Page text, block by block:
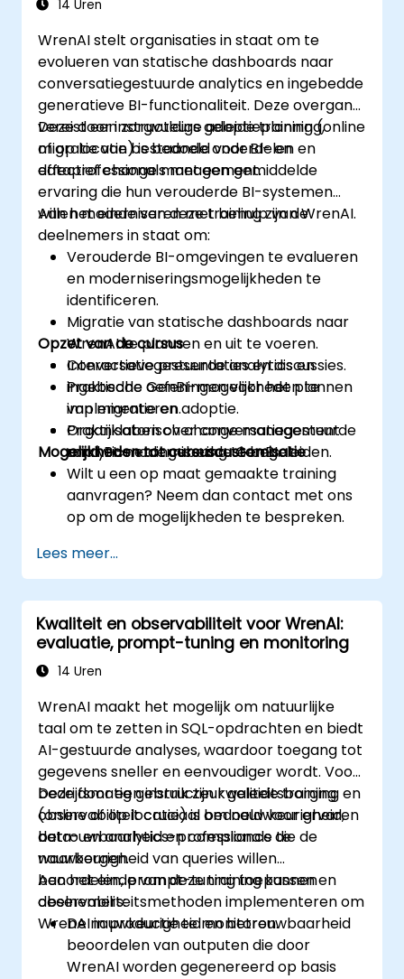
14 Uren
WrenAI stelt organisaties in staat om te
evolueren van statische dashboards naar
conversatiegestuurde analytics en ingebedde
generatieve BI-functionaliteit. Deze overgang
vereist een zorgvuldige adoptieplanning,
migratie van bestaande onderdelen en
effectief change management.
Deze door instructeurs geleide training (online
of op locatie) is bedoeld voor BI- en
dataprofessionals met een gemiddelde
ervaring die hun verouderde BI-systemen
willen moderniseren met behulp van WrenAI.
Aan het einde van deze training zijn de
deelnemers in staat om:
Verouderde BI-omgevingen te evalueren
en moderniseringsmogelijkheden te
identificeren.
Migratie van statische dashboards naar
WrenAI te plannen en uit te voeren.
Conversatiegestuurde analytics en
ingebedde GenBI-mogelijkheden te
implementeren.
Organisatorisch change management
rond BI-modernisering te begeleiden.
Opzet van de cursus
Interactieve presentaties en discussies.
Praktische oefeningen voor het plannen
van migratie en adoptie.
Praktijklaben over conversatiegestuurde
analytics en ingebedde GenBI.
Mogelijkheden tot cursuscustomisatie
Wilt u een op maat gemaakte training
aanvragen? Neem dan contact met ons
op om de mogelijkheden te bespreken.
Lees meer...
Kwaliteit en observabiliteit voor WrenAI:
evaluatie, prompt-tuning en monitoring
14 Uren
WrenAI maakt het mogelijk om natuurlijke
taal om te zetten in SQL-opdrachten en biedt
AI-gestuurde analyses, waardoor toegang tot
gegevens sneller en eenvoudiger wordt. Voor
bedrijfsmatig gebruik zijn kwaliteitsborging en
observabiliteit cruciaal om nauwkeurigheid,
betrouwbaarheid en compliance te
waarborgen.
Deze door een instructeur geleide training
(online of op locatie) is bedoeld voor ervaren
data- en analytics-professionals die de
nauwkeurigheid van queries willen
beoordelen, prompt-tuning toepassen en
observabiliteitsmethoden implementeren om
WrenAI in productie te monitoren.
Aan het einde van deze training kunnen
deelnemers:
De nauwkeurigheid en betrouwbaarheid
beoordelen van outputen die door
WrenAI worden gegenereerd op basis